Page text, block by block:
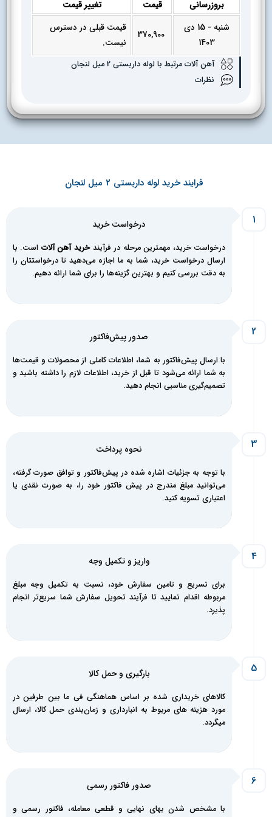
بروزرسانی قیمت
تغییر قیمت
شنبه - 15 دی
1403
370,900
قیمت قبلی در دسترس
نیست.
آهن آلات مرتبط با لوله داربستی 2 میل لنجان
نظرات
فرایند خرید لوله داربستی 2 میل لنجان
درخواست خرید
درخواست خرید، مهمترین مرحله در فرآیندخرید آهن آلاتاست. با
ارسال درخواست خرید، شما به ما اجازه می‌دهید تا درخواستتان را
به دقت بررسی کنیم و بهترین گزینه‌ها را برای شما ارائه دهیم.
صدور پیش‌فاکتور
با ارسال پیش‌فاکتور به شما، اطلاعات کاملی از محصولات و قیمت‌ها
به شما ارائه می‌شود تا قبل از خرید، اطلاعات لازم را داشته باشید و
تصمیم‌گیری مناسبی انجام دهید.
نحوه پرداخت
با توجه به جزئیات اشاره شده در پیش‌فاکتور و توافق صورت گرفته،
می‌توانید مبلغ مندرج در پیش فاکتور خود را، به صورت نقدی یا
اعتباری تسویه کنید.
واریز و تکمیل‌ وجه
برای تسریع و تامین سفارش خود، نسبت به تکمیل وجه مبلغ
مربوطه اقدام نمایید تا فرآیند تحویل سفارش شما سریع‌تر انجام
پذیرد.
بارگیری و حمل کالا
کالاهای خریداری شده بر اساس هماهنگی فی ما بین طرفین در
مورد هزینه های مربوط به انبارداری و زمان‌بندی حمل کالا، ارسال
میگردد.
صدور فاکتور رسمی
با مشخص شدن بهای نهایی و قطعی معامله، فاکتور رسمی و